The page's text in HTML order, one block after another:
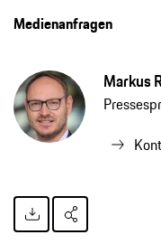
Medienanfragen
Markus